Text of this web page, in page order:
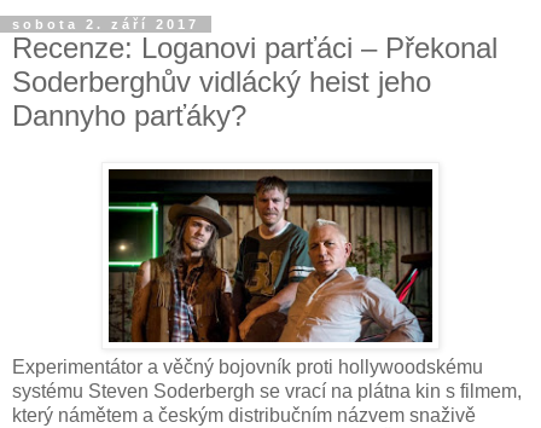
sobota 2. září 2017
Recenze: Loganovi parťáci – Překonal
Soderberghův vidlácký heist jeho
Dannyho parťáky?
Experimentátor a věčný bojovník proti hollywoodskému
systému Steven Soderbergh se vrací na plátna kin s filmem,
který námětem a českým distribučním názvem snaživě